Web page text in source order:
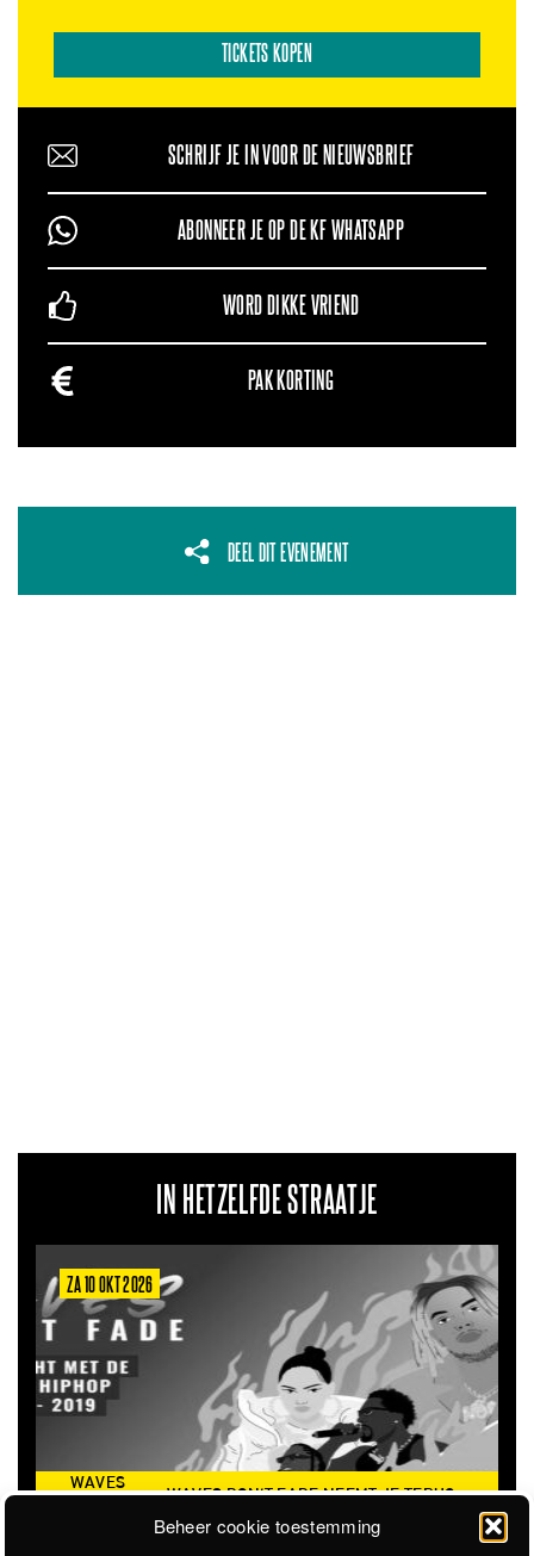
Beheer cookie toestemming
TICKETS KOPEN
SCHRIJF JE IN VOOR DE NIEUWSBRIEF
ABONNEER JE OP DE KF WHATSAPP
WORD DIKKE VRIEND
PAK KORTING
DEEL DIT EVENEMENT
IN HETZELFDE STRAATJE
WAVES DON'T FADE NEEMT JE TERUG
NAAR DE ICONISCHE ZOMER VAN 2016
ZA 6 MRT 2027
THE